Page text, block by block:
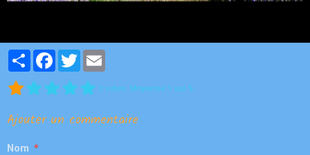
PartagerFacebook
Twitter
3 votes. Moyenne 1 sur 5.
Ajouter un commentaire
Nom